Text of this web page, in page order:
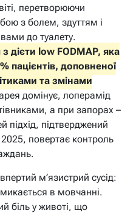
перетворюючи
з болем, здуттям і
до туалету.
дієти low FODMAP, яка
пацієнтів, доповненої
та змінами
домінує, лоперамід
а при запорах –
підхід, підтверджений
повертає контроль
м’язистрий сусід:
в мовчанні.
біль у животі, що